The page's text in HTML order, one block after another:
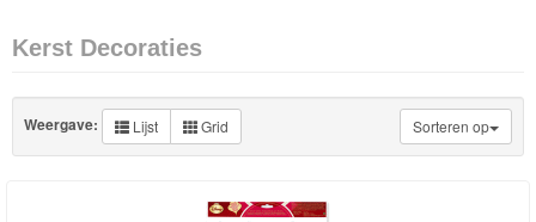
Annabell
Knuffels
Schleich
Kerst Decoraties
Sorteren op
Weergave: Lijst Grid